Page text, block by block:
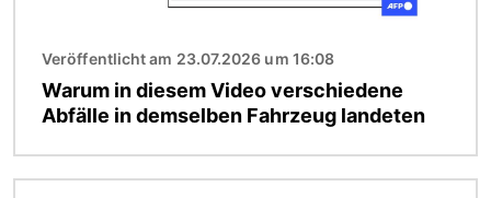
Veröffentlicht am 23.07.2026 um 16:08
Warum in diesem Video verschiedene
Abfälle in demselben Fahrzeug landeten